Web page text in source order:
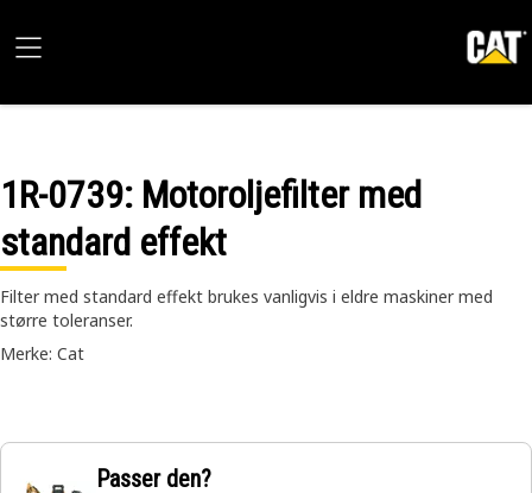
1R-0739: Motoroljefilter med
standard effekt
Filter med standard effekt brukes vanligvis i eldre maskiner med
større toleranser.
Merke: Cat
Passer den?